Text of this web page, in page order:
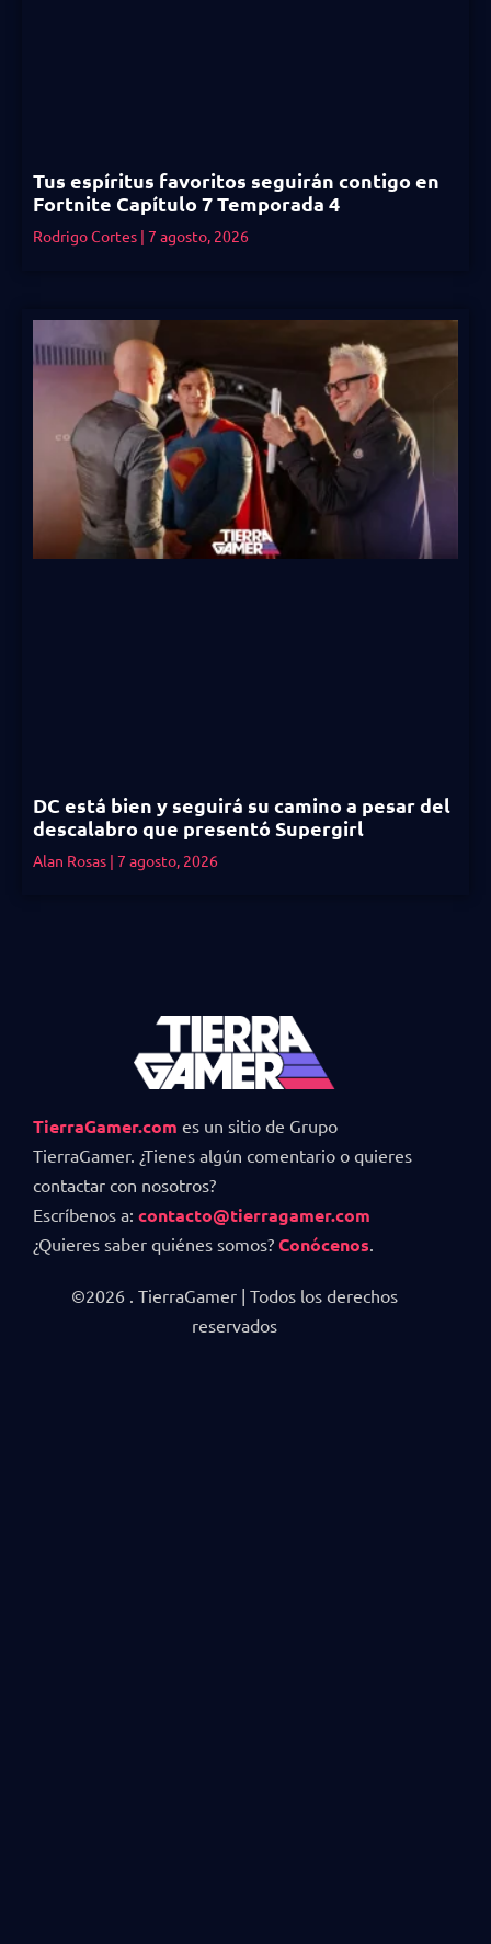
Tus espíritus favoritos seguirán contigo en
Fortnite Capítulo 7 Temporada 4
Rodrigo Cortes 7 agosto, 2026
DC está bien y seguirá su camino a pesar del
descalabro que presentó Supergirl
Alan Rosas 7 agosto, 2026
TierraGamer.com es un sitio de Grupo
TierraGamer. ¿Tienes algún comentario o quieres
contactar con nosotros?
Escríbenos a: contacto@tierragamer.com
¿Quieres saber quiénes somos? Conócenos
©2026 . TierraGamer | Todos los derechos
reservados